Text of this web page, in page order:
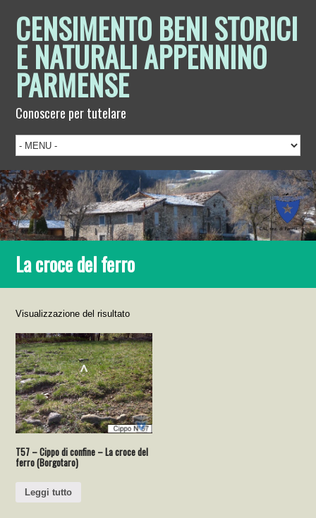
CENSIMENTO BENI STORICI
E NATURALI APPENNINO
PARMENSE
Conoscere per tutelare
La croce del ferro
Visualizzazione del risultato
T57 – Cippo di confine – La croce del
ferro (Borgotaro)
Leggi tutto